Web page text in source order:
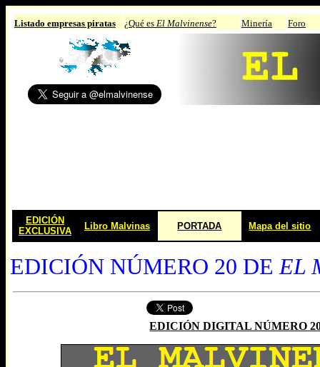
Listado empresas piratas ¿Qué es El Malvinense? Minería Foro
EDICIÓN
EXCLUSIVA
Libro Malvinas PORTADA Mapa del sitio
EDICIÓN NÚMERO 20 DE EL
EDICIÓN DIGITAL NÚMERO